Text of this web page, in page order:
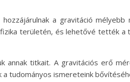
a gravitáció mélyebb
területén, és lehetővé tették a
titkait. A gravitációs erő
tudományos ismereteink